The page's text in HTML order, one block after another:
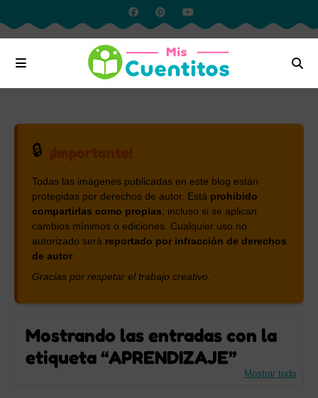
🔒
Todas las imágenes publicadas en este blog están
protegidas por derechos de autor. Está prohibido
compartirlas como propias , incluso si se aplican
cambios mínimos o ediciones. Cualquier uso no
autorizado será reportado por infracción de derechos
de autor
Gracias por respetar el trabajo creativo.
Mostrando las entradas con la
etiqueta APRENDIZAJE
Mostrar todo